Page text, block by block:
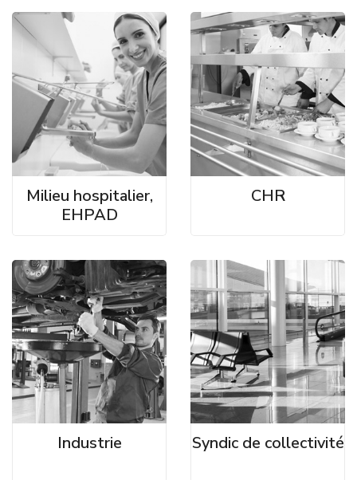
Milieu hospitalier,
EHPAD
CHR
Industrie Syndic de collectivité